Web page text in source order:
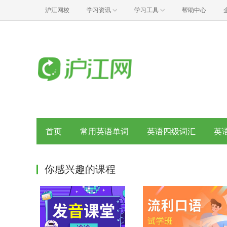
沪江网校 学习资讯 学习工具 帮助中心
首页 常用英语单词 英语四级词汇 英
你感兴趣的课程